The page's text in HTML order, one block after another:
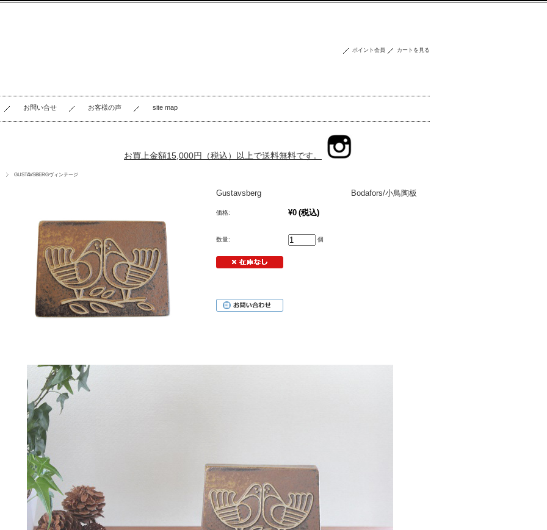
ポイント会員 カートを見る
お問い合せ お客様の声 site map
お買上金額15,000円（税込）以上で送料無料です。
GUSTAVSBERGヴィンテージ
Gustavsberg Bodafors/小鳥陶板
価格: ¥0 (税込)
数量: 個